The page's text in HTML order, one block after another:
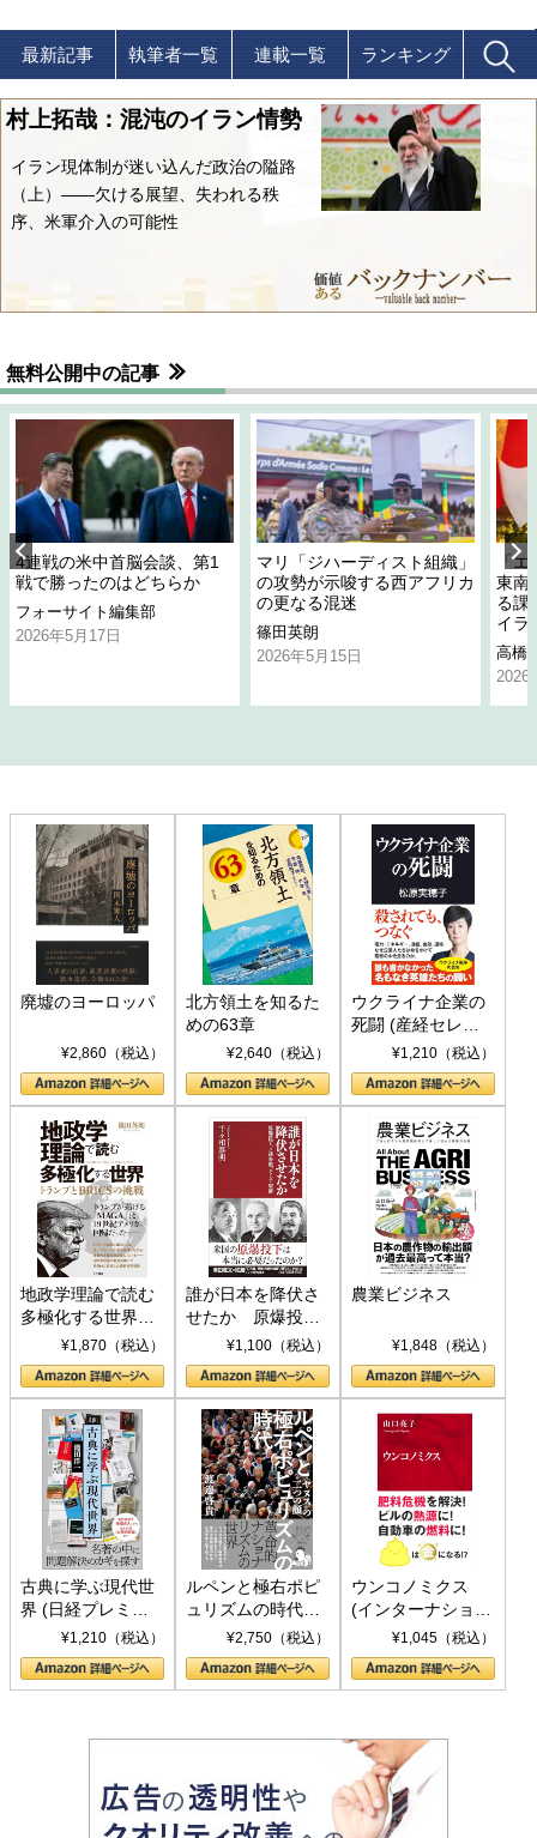
最新記事 執筆者一覧 連載一覧 ランキング
村上拓哉：混沌のイラン情勢
イラン現体制が迷い込んだ政治の隘路
（上）――欠ける展望、失われる秩
序、米軍介入の可能性
無料公開中の記事
4連戦の米中首脳会談、第1
戦で勝ったのはどちらか
フォーサイト編集部
2026年5月17日
マリ「ジハーディスト組織」
の攻勢が示唆する西アフリカ
の更なる混迷
篠田英朗
2026年5月15日
「
東南
る課
イラ
高橋
2026
廃墟のヨーロッパ
¥2,860（税込）
北方領土を知るた
めの63章
¥2,640（税込）
ウクライナ企業の
死闘 (産経セレク
ト S 039)¥1,210（税込）
地政学理論で読む
多極化する世界：
トランプとBRICS
の挑戦
¥1,870（税込）
誰が日本を降伏さ
せたか 原爆投
下、ソ連参戦、そ
して聖断 (PHP新
書)
¥1,100（税込）
農業ビジネス
¥1,848（税込）
古典に学ぶ現代世
界 (日経プレミア
シリーズ)¥1,210（税込）
ルペンと極右ポピ
ュリズムの時代：
〈ヤヌス〉の二つ
の顔
¥2,750（税込）
ウンコノミクス
(インターナショナ
ル新書)¥1,045（税込）